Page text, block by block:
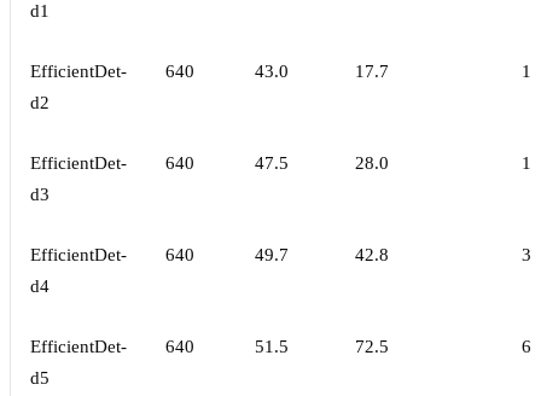
d1
EfficientDet-
d2
640 43.0 17.7
EfficientDet-
d3
640 47.5 28.0
EfficientDet-
d4
640 49.7 42.8
EfficientDet-
d5
640 51.5 72.5